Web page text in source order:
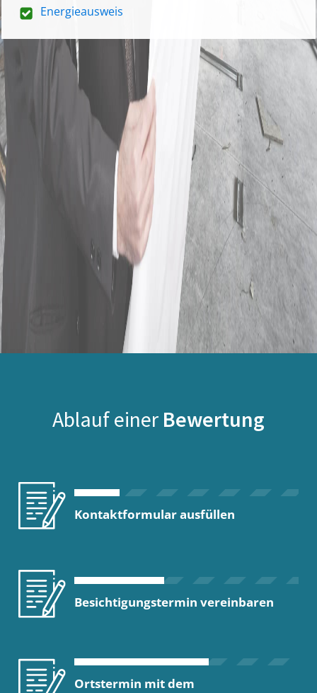
Energieausweis
Ablauf einer Bewertung
Kontaktformular ausfüllen
Besichtigungstermin vereinbaren
Ortstermin mit dem